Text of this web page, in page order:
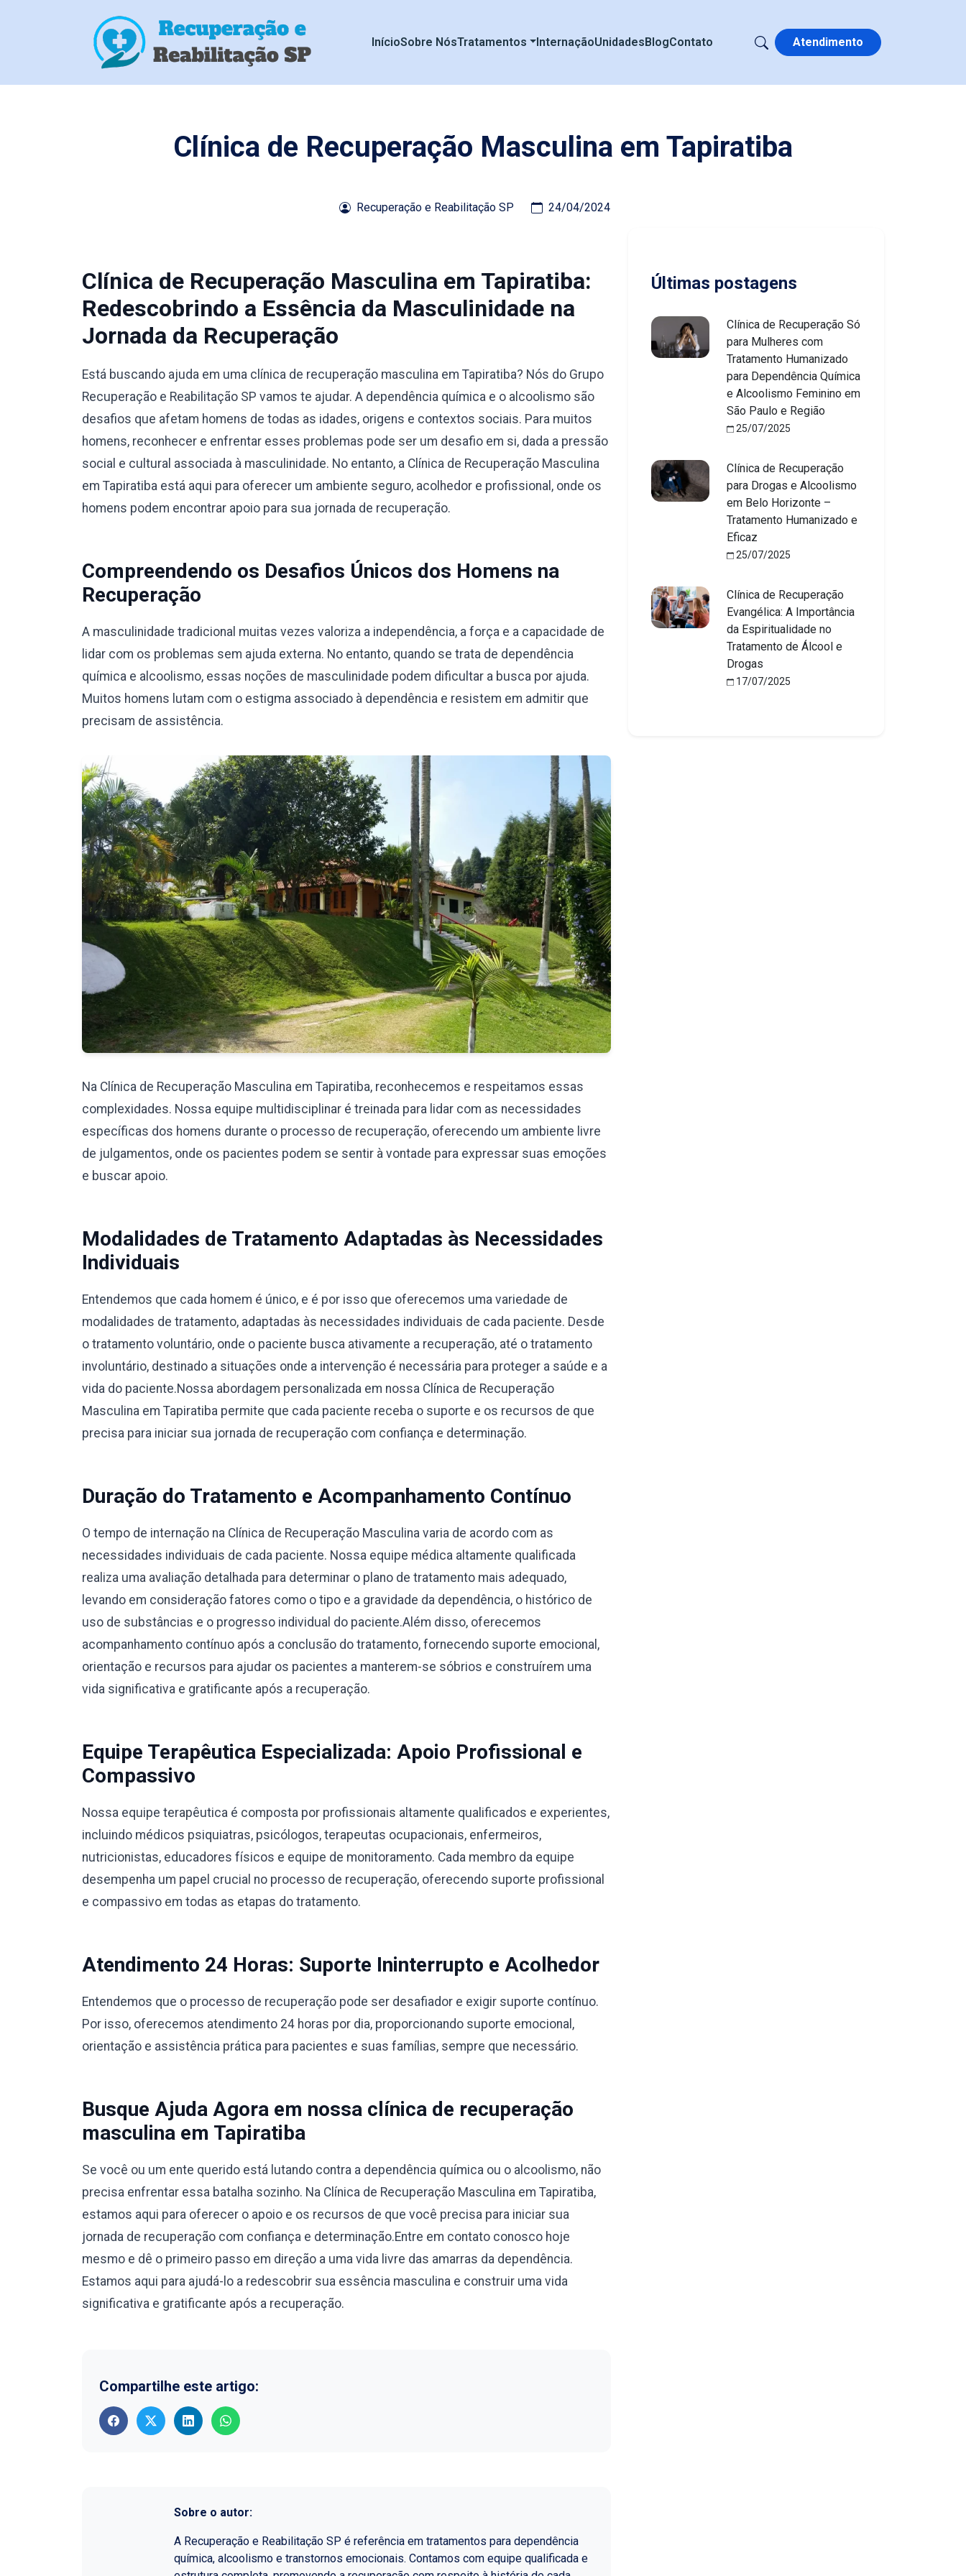
InícioSobre NósTratamentos InternaçãoUnidadesBlogContato Atendimento
Clínica de Recuperação Masculina em Tapiratiba
Recuperação e Reabilitação SP 24/04/2024
Clínica de Recuperação Masculina em Tapiratiba:
Redescobrindo a Essência da Masculinidade na
Jornada da Recuperação
Está buscando ajuda em uma clínica de recuperação masculina em Tapiratiba? Nós do Grupo
Recuperação e Reabilitação SP vamos te ajudar. A dependência química e o alcoolismo são
desafios que afetam homens de todas as idades, origens e contextos sociais. Para muitos
homens, reconhecer e enfrentar esses problemas pode ser um desafio em si, dada a pressão
social e cultural associada à masculinidade. No entanto, a Clínica de Recuperação Masculina
em Tapiratiba está aqui para oferecer um ambiente seguro, acolhedor e profissional, onde os
homens podem encontrar apoio para sua jornada de recuperação.
Compreendendo os Desafios Únicos dos Homens na
Recuperação
A masculinidade tradicional muitas vezes valoriza a independência, a força e a capacidade de
lidar com os problemas sem ajuda externa. No entanto, quando se trata de dependência
química e alcoolismo, essas noções de masculinidade podem dificultar a busca por ajuda.
Muitos homens lutam com o estigma associado à dependência e resistem em admitir que
precisam de assistência.
Na Clínica de Recuperação Masculina em Tapiratiba, reconhecemos e respeitamos essas
complexidades. Nossa equipe multidisciplinar é treinada para lidar com as necessidades
específicas dos homens durante o processo de recuperação, oferecendo um ambiente livre
de julgamentos, onde os pacientes podem se sentir à vontade para expressar suas emoções
e buscar apoio.
Modalidades de Tratamento Adaptadas às Necessidades
Individuais
Entendemos que cada homem é único, e é por isso que oferecemos uma variedade de
modalidades de tratamento, adaptadas às necessidades individuais de cada paciente. Desde
o tratamento voluntário, onde o paciente busca ativamente a recuperação, até o tratamento
involuntário, destinado a situações onde a intervenção é necessária para proteger a saúde e a
vida do paciente.Nossa abordagem personalizada em nossa Clínica de Recuperação
Masculina em Tapiratiba permite que cada paciente receba o suporte e os recursos de que
precisa para iniciar sua jornada de recuperação com confiança e determinação.
Duração do Tratamento e Acompanhamento Contínuo
O tempo de internação na Clínica de Recuperação Masculina varia de acordo com as
necessidades individuais de cada paciente. Nossa equipe médica altamente qualificada
realiza uma avaliação detalhada para determinar o plano de tratamento mais adequado,
levando em consideração fatores como o tipo e a gravidade da dependência, o histórico de
uso de substâncias e o progresso individual do paciente.Além disso, oferecemos
acompanhamento contínuo após a conclusão do tratamento, fornecendo suporte emocional,
orientação e recursos para ajudar os pacientes a manterem-se sóbrios e construírem uma
vida significativa e gratificante após a recuperação.
Equipe Terapêutica Especializada: Apoio Profissional e
Compassivo
Nossa equipe terapêutica é composta por profissionais altamente qualificados e experientes,
incluindo médicos psiquiatras, psicólogos, terapeutas ocupacionais, enfermeiros,
nutricionistas, educadores físicos e equipe de monitoramento. Cada membro da equipe
desempenha um papel crucial no processo de recuperação, oferecendo suporte profissional
e compassivo em todas as etapas do tratamento.
Atendimento 24 Horas: Suporte Ininterrupto e Acolhedor
Entendemos que o processo de recuperação pode ser desafiador e exigir suporte contínuo.
Por isso, oferecemos atendimento 24 horas por dia, proporcionando suporte emocional,
orientação e assistência prática para pacientes e suas famílias, sempre que necessário.
Busque Ajuda Agora em nossa clínica de recuperação
masculina em Tapiratiba
Se você ou um ente querido está lutando contra a dependência química ou o alcoolismo, não
precisa enfrentar essa batalha sozinho. Na Clínica de Recuperação Masculina em Tapiratiba,
estamos aqui para oferecer o apoio e os recursos de que você precisa para iniciar sua
jornada de recuperação com confiança e determinação.Entre em contato conosco hoje
mesmo e dê o primeiro passo em direção a uma vida livre das amarras da dependência.
Estamos aqui para ajudá-lo a redescobrir sua essência masculina e construir uma vida
significativa e gratificante após a recuperação.
Compartilhe este artigo:
Sobre o autor:
A Recuperação e Reabilitação SP é referência em tratamentos para dependência
química, alcoolismo e transtornos emocionais. Contamos com equipe qualificada e
Últimas postagens
Clínica de Recuperação Só
para Mulheres com
Tratamento Humanizado
para Dependência Química
e Alcoolismo Feminino em
São Paulo e Região
25/07/2025
Clínica de Recuperação
para Drogas e Alcoolismo
em Belo Horizonte –
Tratamento Humanizado e
Eficaz
25/07/2025
Clínica de Recuperação
Evangélica: A Importância
da Espiritualidade no
Tratamento de Álcool e
Drogas
17/07/2025